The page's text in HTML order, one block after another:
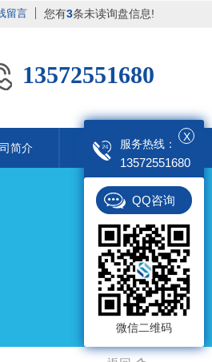
留言 您有3条未读询盘信息!
13572551680
桥梁隧道工程
简介 联系我们
X
服务热线：
13572551680
QQ咨询
微信二维码